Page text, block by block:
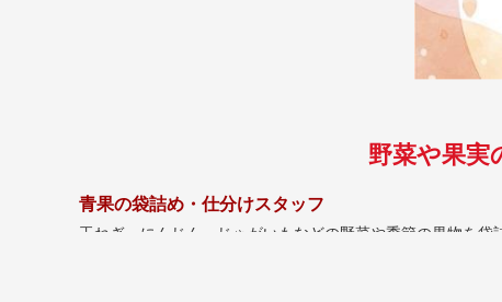
野菜や果実
青果の袋詰め・仕分けスタッフ
玉ねぎ、にんじん、じゃがいもなどの野菜や季節の果物を袋